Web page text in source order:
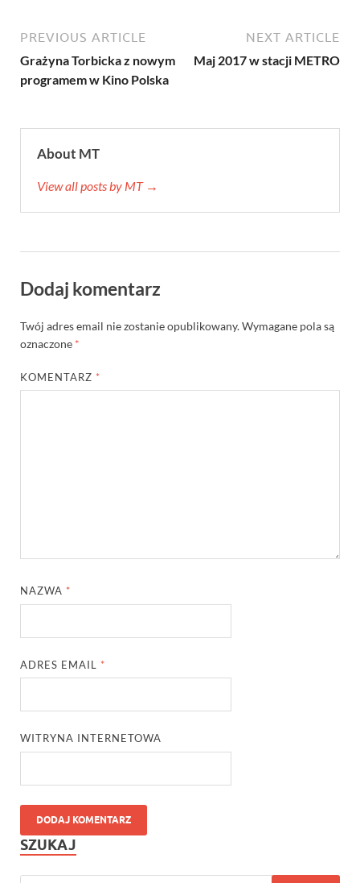
PREVIOUS ARTICLE
Grażyna Torbicka z nowym
programem w Kino Polska
NEXT ARTICLE
Maj 2017 w stacji METRO
About MT
View all posts by MT →
Dodaj komentarz
Twój adres email nie zostanie opublikowany.Wymagane pola są
oznaczone *
KOMENTARZ *
NAZWA *
ADRES EMAIL *
WITRYNA INTERNETOWA
SZUKAJ